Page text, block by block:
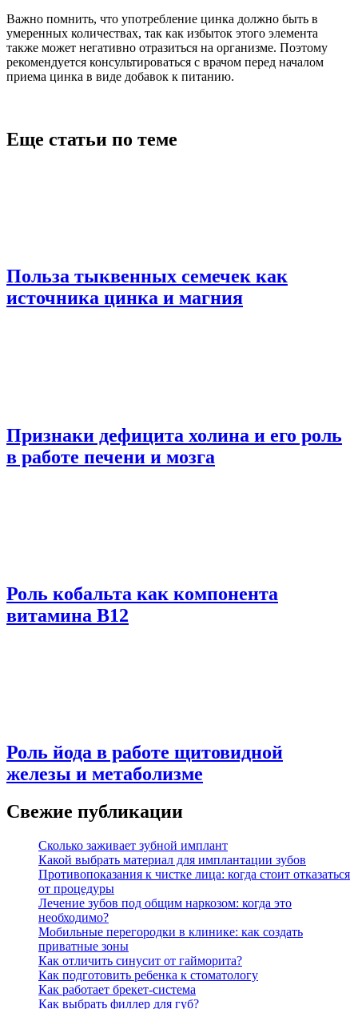
Важно помнить, что употребление цинка должно быть в
умеренных количествах, так как избыток этого элемента
также может негативно отразиться на организме. Поэтому
рекомендуется консультироваться с врачом перед началом
приема цинка в виде добавок к питанию.
Еще статьи по теме
Польза тыквенных семечек как
источника цинка и магния
Признаки дефицита холина и его роль
в работе печени и мозга
Роль кобальта как компонента
витамина В12
Роль йода в работе щитовидной
железы и метаболизме
Свежие публикации
Сколько заживает зубной имплант
Какой выбрать материал для имплантации зубов
Противопоказания к чистке лица: когда стоит отказаться
от процедуры
Лечение зубов под общим наркозом: когда это
необходимо?
Мобильные перегородки в клинике: как создать
приватные зоны
Как отличить синусит от гайморита?
Как подготовить ребенка к стоматологу
Как работает брекет-система
Как выбрать филлер для губ?